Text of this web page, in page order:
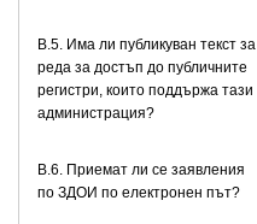
В.5. Има ли публикуван текст за
реда за достъп до публичните
регистри, които поддържа тази
администрация?
В.6. Приемат ли се заявления
по ЗДОИ по електронен път?